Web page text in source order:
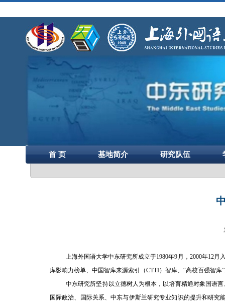
首 页 基地简介 研究队伍
上海外国语大学中东研究所成立于1980年9 月， 2000年12月
库影响力榜单、中国智库来源索引（CTTI）智库、 “高校百强智库”
中东研究所坚持以立德树人为根本，以培育精通对象国语
国际政治、国际关系、中东与伊斯兰研究专业知识的提升和研